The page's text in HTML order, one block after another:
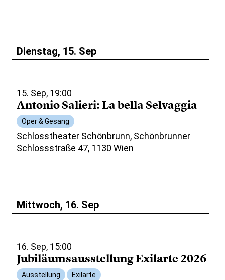
Dienstag, 15. Sep
15. Sep, 19:00
Antonio Salieri: La bella Selvaggia
Oper & Gesang
Schlosstheater Schönbrunn, Schönbrunner
Schlossstraße 47, 1130 Wien
Mittwoch, 16. Sep
16. Sep, 15:00
Jubiläumsausstellung Exilarte 2026
Ausstellung Exilarte